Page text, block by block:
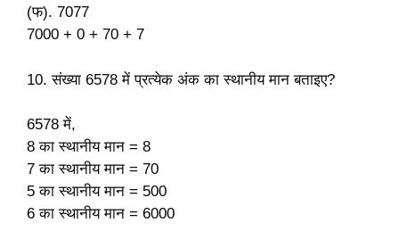
(फ). 7077
7000 + 0 + 70 + 7
10. संख्या 6578 में प्रत्येक अंक का स्थानीय मान बताइए?
6578 में,
8 का स्थानीय मान = 8
7 का स्थानीय मान = 70
5 का स्थानीय मान = 500
6 का स्थानीय मान = 6000